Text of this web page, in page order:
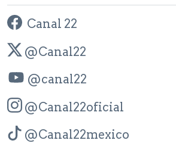
Canal 22
@Canal22
@canal22
@Canal22oficial
@Canal22mexico